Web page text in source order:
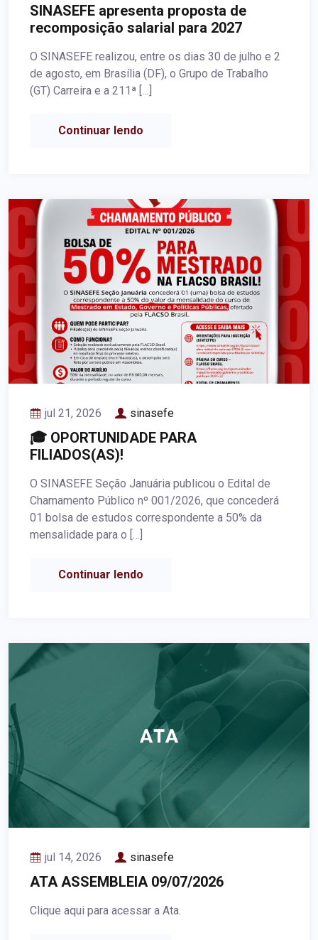
SINASEFE apresenta proposta de
recomposição salarial para 2027
O SINASEFE realizou, entre os dias 30 de julho e 2
de agosto, em Brasília (DF), o Grupo de Trabalho
(GT) Carreira e a 211ª […]
Continuar lendo
jul 21, 2026 sinasefe
🎓 OPORTUNIDADE PARA
FILIADOS(AS)!
O SINASEFE Seção Januária publicou o Edital de
Chamamento Público nº 001/2026, que concederá
01 bolsa de estudos correspondente a 50% da
mensalidade para o […]
Continuar lendo
jul 14, 2026 sinasefe
ATA ASSEMBLEIA 09/07/2026
Clique aqui para acessar a Ata.